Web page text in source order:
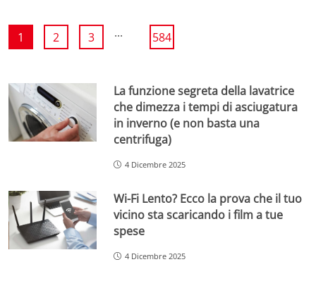
1 2 3 ... 584
La funzione segreta della lavatrice
che dimezza i tempi di asciugatura
in inverno (e non basta una
centrifuga)
4 Dicembre 2025
Wi-Fi Lento? Ecco la prova che il tuo
vicino sta scaricando i film a tue
spese
4 Dicembre 2025